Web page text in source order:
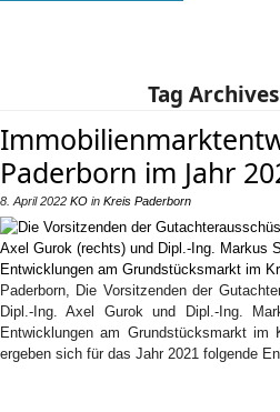
Tag
Paderborn im Jahr
8. April 2022 KO in Kreis Paderborn
Paderborn, Die Vorsitzenden der
Dipl.-Ing. Axel Gurok und Dipl.-Ing.
Entwicklungen am Grundstücksmarkt
ergeben sich für das Jahr 2021 folgende